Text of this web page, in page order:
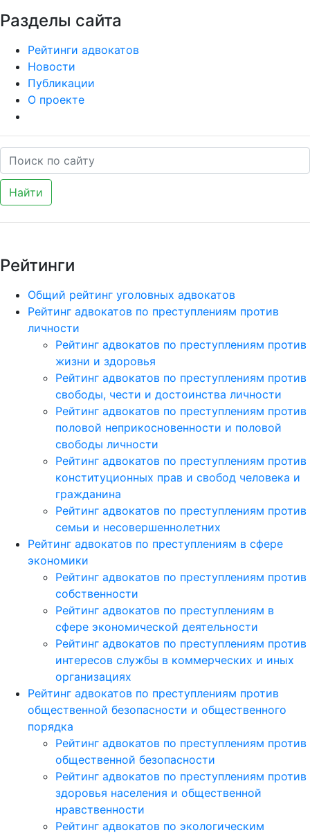
Разделы сайта
Рейтинги адвокатов
Новости
Публикации
О проекте
Найти
Рейтинги
Общий рейтинг уголовных адвокатов
Рейтинг адвокатов по преступлениям против
личности
Рейтинг адвокатов по преступлениям против
жизни и здоровья
Рейтинг адвокатов по преступлениям против
свободы, чести и достоинства личности
Рейтинг адвокатов по преступлениям против
половой неприкосновенности и половой
свободы личности
Рейтинг адвокатов по преступлениям против
конституционных прав и свобод человека и
гражданина
Рейтинг адвокатов по преступлениям против
семьи и несовершеннолетних
Рейтинг адвокатов по преступлениям в сфере
экономики
Рейтинг адвокатов по преступлениям против
собственности
Рейтинг адвокатов по преступлениям в
сфере экономической деятельности
Рейтинг адвокатов по преступлениям против
интересов службы в коммерческих и иных
организациях
Рейтинг адвокатов по преступлениям против
общественной безопасности и общественного
порядка
Рейтинг адвокатов по преступлениям против
общественной безопасности
Рейтинг адвокатов по преступлениям против
здоровья населения и общественной
нравственности
Рейтинг адвокатов по экологическим